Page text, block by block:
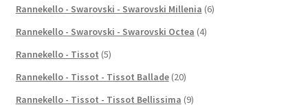
Rannekello - Swarovski - Swarovski Millenia (6)
Rannekello - Swarovski - Swarovski Octea (4)
Rannekello - Tissot (5)
Rannekello - Tissot - Tissot Ballade (20)
Rannekello - Tissot - Tissot Bellissima (9)